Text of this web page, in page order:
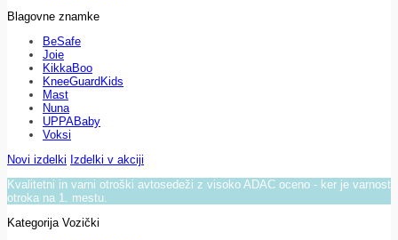
Blagovne znamke
BeSafe
Joie
KikkaBoo
KneeGuardKids
Mast
Nuna
UPPABaby
Voksi
Novi izdelki Izdelki v akciji
Kvalitetni in varni otroški avtosedeži z visoko ADAC oceno - ker je varnost
otroka na 1. mestu.
Kategorija Vozički